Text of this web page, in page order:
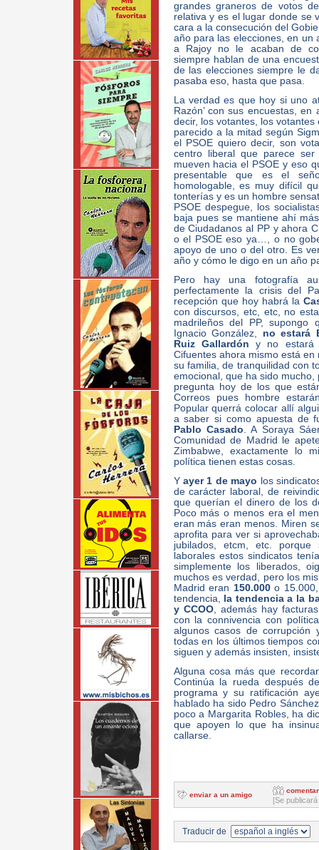
grandes graneros de votos
relativa y es el lugar donde se
cara a la consecución del
año para las elecciones, en un
a Rajoy no le acaban de
siempre hablan de una
de las elecciones siempre le
pasaba eso, hasta que pasa.
La verdad es que hoy si uno
Razón’ con sus encuestas,
decir, los votantes, los
parecido a la mitad según
el PSOE quiero decir, son
centro liberal que parece
mueven hacia el PSOE y eso
presentable que es el
homologable, es muy difícil
tonterías y es un hombre
PSOE despegue, los
baja pues se mantiene ahí
de Ciudadanos al PP y ahora
o el PSOE eso ya…, o no
apoyo de uno o del otro. Es
año y cómo le digo en un año
Pero hay una fotografía
perfectamente la crisis del
recepción que hoy habrá la
con discursos, etc, etc, no
madrileños del PP, supongo
Ignacio González, no estará
Ruiz Gallardón y no estará
Cifuentes ahora mismo está
su familia, de tranquilidad con
emocional, que ha sido
pregunta hoy de los que
Correos pues hombre
Popular querrá colocar allí
a saber si como apuesta de
Pablo Casado. A Soraya
Comunidad de Madrid le
Zimbabwe, exactamente lo
política tienen estas cosas.
Y ayer 1 de mayo los
de carácter laboral, de
que querían el dinero de los
Poco más o menos era el
eran más eran menos. Miren
aprofita para ver si
jubilados, etcm, etc. porque
laborales estos sindicatos
simplemente los liberados,
muchos es verdad, pero los
Madrid eran 150.000o 15.000,
tendencia, la tendencia a la
y CCOO, además hay
con la connivencia con
algunos casos de corrupción
todas en los últimos tiempos
siguen y además insisten,
Alguna cosa más que
Continúa la rueda después
programa y su ratificación
hablado ha sido Pedro
poco a Margarita Robles, ha
que apoyen lo que ha
callarse.
enviar a un amigo
comentar
[Se
Traducir de